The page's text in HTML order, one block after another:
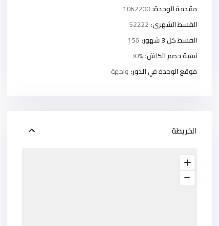
مقدمة الوحدة:1062200
القسط الشهرى:52222
القسط كل 3 شهور:
156
نسبة خصم الكاش:30%
موقع الوحدة في الدور: واجهة
الخريطة